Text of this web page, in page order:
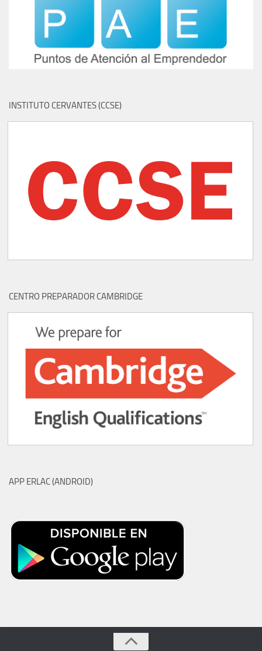
INSTITUTO CERVANTES (CCSE)
CENTRO PREPARADOR CAMBRIDGE
APP ERLAC (ANDROID)